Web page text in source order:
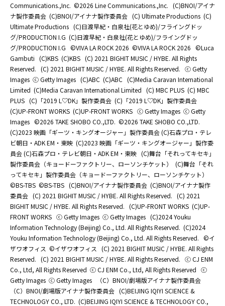
Communications.,Inc. ©2026 Line Communications.,Inc. (C)BNOI/アイナ
ナ製作委員会 (C)BNOI/アイナナ製作委員会 (C) Ultimate Productions (C)
Ultimate Productions (C)日渡早紀・白泉社(花とゆめ)/フライングドッ
グ/PRODUCTION I.G (C)日渡早紀・白泉社(花とゆめ)/フライングドッ
グ/PRODUCTION I.G ©️VIVA LA ROCK 2026 ©️VIVA LA ROCK 2026 ©Luca
Gambuti (C)KBS (C)KBS (C) 2021 BIGHIT MUSIC / HYBE. All Rights
Reserved. (C) 2021 BIGHIT MUSIC / HYBE. All Rights Reserved. ⓒ Getty
Images ⓒ Getty Images (C)ABC (C)ABC (C)Media Caravan International
Limited (C)Media Caravan International Limited (C) MBC PLUS (C) MBC
PLUS (C)「2019 L♡DK」製作委員会 (C)「2019 L♡DK」製作委員会
(C)UP-FRONT WORKS (C)UP-FRONT WORKS ⓒ Getty Images ⓒ Getty
Images ©2026 TAKE SHOBO CO.,LTD. ©2026 TAKE SHOBO CO.,LTD.
(C)2023 映画「ギーツ・キングオージャー」製作委員会 (C)石森プロ・テレ
ビ朝日・ADK EM・東映 (C)2023 映画「ギーツ・キングオージャー」製作委
員会 (C)石森プロ・テレビ朝日・ADK EM・東映 (C)舞台「それってキセキ」
製作委員会（キョードーファクトリー、ローソンチケット）
(C)舞台「それ
ってキセキ」製作委員会（キョードーファクトリー、ローソンチケット）
©BS-TBS ©BS-TBS (C)BNOI/アイナナ製作委員会 (C)BNOI/アイナナ製作
委員会 (C) 2021 BIGHIT MUSIC / HYBE. All Rights Reserved. (C) 2021
BIGHIT MUSIC / HYBE. All Rights Reserved. (C)UP-FRONT WORKS (C)UP-
FRONT WORKS ⓒ Getty Images ⓒ Getty Images (C)2024 Youku
Information Technology (Beijing) Co., Ltd. All Rights Reserved. (C)2024
Youku Information Technology (Beijing) Co., Ltd. All Rights Reserved. ©イ
ザワオフィス ©イザワオフィス
(C) 2021 BIGHIT MUSIC / HYBE. All Rights
Reserved. (C) 2021 BIGHIT MUSIC / HYBE. All Rights Reserved. ⓒ CJ ENM
Co., Ltd, All Rights Reserved ⓒ CJ ENM Co., Ltd, All Rights Reserved ⓒ
Getty Images ⓒ Getty Images
（C）BNOI/劇場版アイナナ製作委員会
（C）BNOI/劇場版アイナナ製作委員会 (C)BEIJING IQIYI SCIENCE &
TECHNOLOGY CO., LTD. (C)BEIJING IQIYI SCIENCE & TECHNOLOGY CO.,